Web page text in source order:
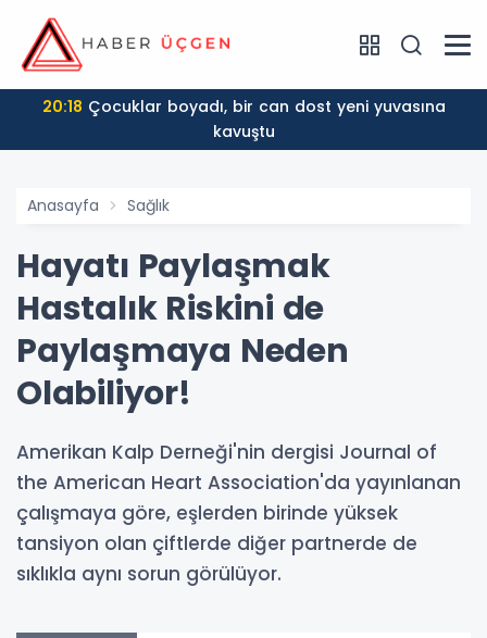
20:18
kavuştu
Anasayfa Sağlık
Hayatı Paylaşmak
Hastalık Riskini de
Paylaşmaya Neden
Olabiliyor!
Amerikan Kalp Derneği'nin dergisi Journal of
the American Heart Association'da yayınlanan
çalışmaya göre, eşlerden birinde yüksek
tansiyon olan çiftlerde diğer partnerde de
sıklıkla aynı sorun görülüyor.